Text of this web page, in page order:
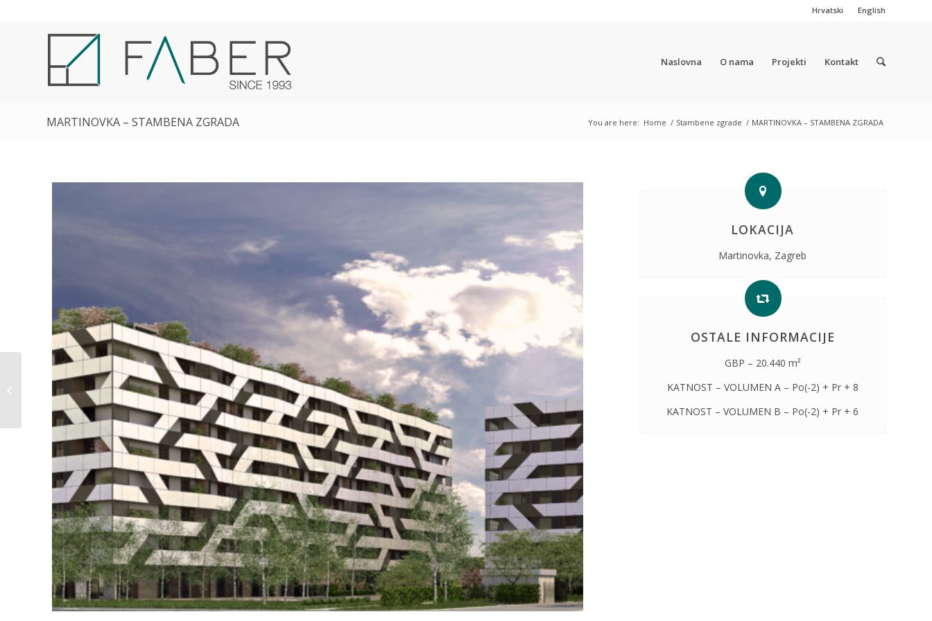
Hrvatski English
Naslovna O nama Projekti Kontakt
MARTINOVKA – STAMBENA ZGRADA You are here: Home / Stambene zgrade / MARTINOVKA – STAMBENA ZGRADA
LOKACIJA
Martinovka, Zagreb
OSTALE INFORMACIJE
GBP – 20.440 m²
KATNOST – VOLUMEN A – Po(-2) + Pr + 8
KATNOST – VOLUMEN B – Po(-2) + Pr + 6
NOVI ZAGREB ISTOK –
STAMBENA ZGRADA